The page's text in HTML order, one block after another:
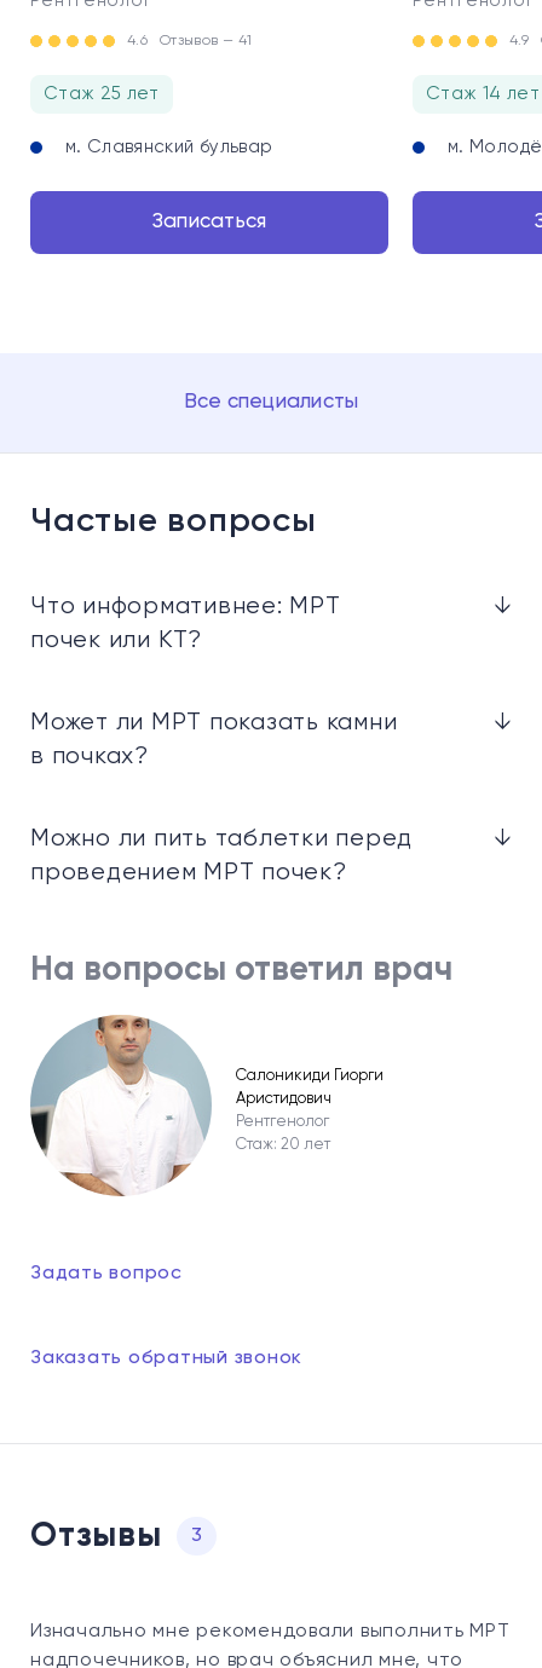
4.6 Отзывов — 41
Стаж 25 лет
м. Славянский бульвар
Записаться
4.9
Стаж 14 лет
м.
Все специалисты
Частые вопросы
Что информативнее: МРТ
почек или КТ?
↓
Может ли МРТ показать камни
в почках?
↓
Можно ли пить таблетки перед
проведением МРТ почек?
↓
На вопросы ответил врач
Салоникиди Гиорги
Аристидович
Рентгенолог
Стаж: 20 лет
Задать вопрос
Заказать обратный звонок
Отзывы 3
Изначально мне рекомендовали выполнить МРТ
надпочечников, но врач объяснил мне, что